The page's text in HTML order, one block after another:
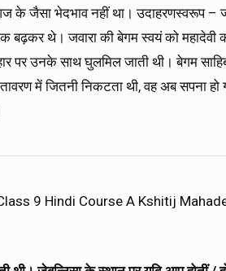
के जैसा भेदभाव नहीं था। उदाहरणस्वरूप –
बढ़कर थे। जवारा की बेगम स्वयं को महादेवी
पर उनके साथ घुलमिल जाती थी। बेगम
में जितनी निकटता थी, वह अब सपना
9 Hindi Course A Kshitij